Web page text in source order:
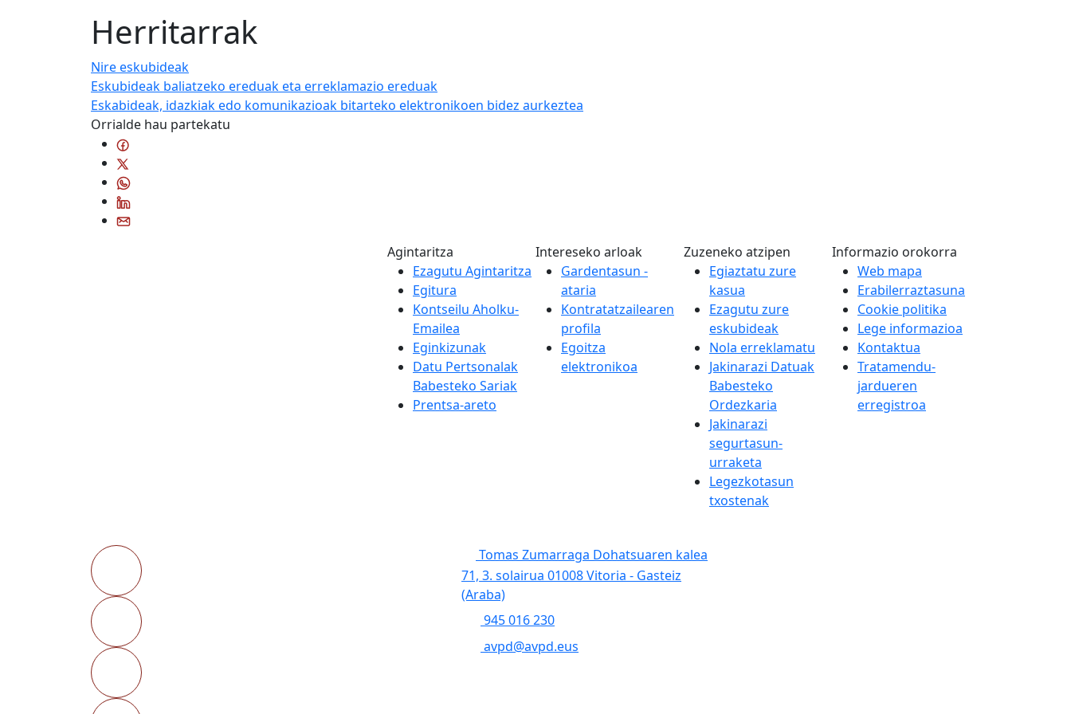
Herritarrak
Nire eskubideak
Eskubideak baliatzeko ereduak eta erreklamazio ereduak
Eskabideak, idazkiak edo komunikazioak bitarteko elektronikoen bidez aurkeztea
Orrialde hau partekatu
Agintaritza
Ezagutu Agintaritza
Egitura
Kontseilu Aholku-
Emailea
Eginkizunak
Datu Pertsonalak
Babesteko Sariak
Prentsa-areto
Intereseko arloak
Gardentasun -
ataria
Kontratatzailearen
profila
Egoitza
elektronikoa
Zuzeneko atzipen
Egiaztatu zure
kasua
Ezagutu zure
eskubideak
Nola erreklamatu
Jakinarazi Datuak
Babesteko
Ordezkaria
Jakinarazi
segurtasun-
urraketa
Legezkotasun
txostenak
Informazio orokorra
Web mapa
Erabilerraztasuna
Cookie politika
Lege informazioa
Kontaktua
Tratamendu-
jardueren
erregistroa
Tomas Zumarraga Dohatsuaren kalea
71, 3. solairua 01008 Vitoria - Gasteiz
(Araba)
945 016 230
avpd@avpd.eus